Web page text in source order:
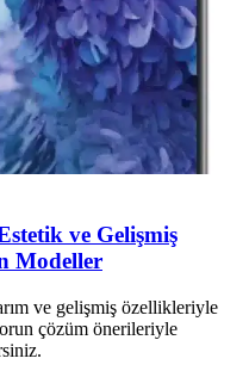
ve Gelişmiş
Modeller
ve gelişmiş özellikleriyle
çözüm önerileriyle